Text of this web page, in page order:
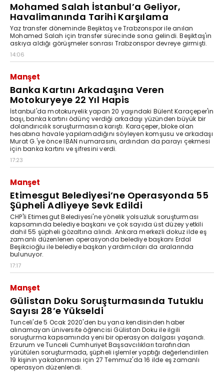
Mohamed Salah İstanbul’a Geliyor,
Havalimanında Tarihi Karşılama
Yaz transfer döneminde Beşiktaş ve Trabzonspor ile anılan
Mohamed Salah için transfer sürecinde sona gelindi. Beşiktaş'ın
askıya aldığı görüşmeler sonrası Trabzonspor devreye girmişti.
14:06
Manşet
Banka Kartını Arkadaşına Veren
Motokuryeye 22 Yıl Hapis
İstanbul'da motokuryelik yapan 20 yaşındaki Bülent Karaçeper'in
başı, banka kartını ödünç verdiği arkadaşı yüzünden büyük bir
dolandırıcılık soruşturmasına karıştı. Karaçeper, bloke olan
hesabına havale yapılamadığını söyleyen komşusu ve arkadaşı
Murat G.'ye önce IBAN numarasını, ardından da parayı çekmesi
için banka kartını ve şifresini verdi.
17:23
Manşet
Etimesgut Belediyesi’ne Operasyonda 55
Şüpheli Adliyeye Sevk Edildi
CHP'li Etimesgut Belediyesi'ne yönelik yolsuzluk soruşturması
kapsamında belediye başkanı ve çok sayıda üst düzey yetkili
dahil 55 şüpheli gözaltına alındı. Ankara merkezli dokuz ilde eş
zamanlı düzenlenen operasyonda belediye başkanı Erdal
Beşikcioğlu ile belediye başkan yardımcıları da aralarında
bulunuyor.
17:17
Manşet
Gülistan Doku Soruşturmasında Tutuklu
Sayısı 28’e Yükseldi
Tunceli'de 5 Ocak 2020'den bu yana kendisinden haber
alınamayan üniversite öğrencisi Gülistan Doku ile ilgili
soruşturma kapsamında yeni bir operasyon dalgası yaşandı.
Erzurum ve Tunceli Cumhuriyet Başsavcılıkları tarafından
yürütülen soruşturmada, şüpheli işlemler yaptığı değerlendirilen
19 kişinin yakalanması için 27 Temmuz'da 16 ilde eş zamanlı
operasyon düzenlendi.